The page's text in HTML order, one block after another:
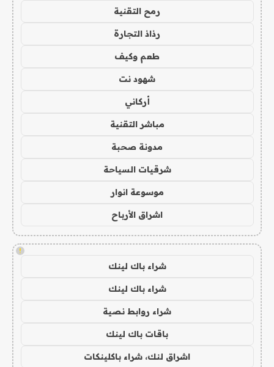
رمح التقنية
رذاذ التجارة
طعم وكيف
شهود نت
أركاني
مباشر التقنية
مدونة صحبة
شرقيات السياحة
موسوعة انوار
اشراق الأرباح
!
شراء باك لينك
شراء باك لينك
شراء روابط نصية
باقات باك لينك
اشراق لنك، شراء باكلينكات